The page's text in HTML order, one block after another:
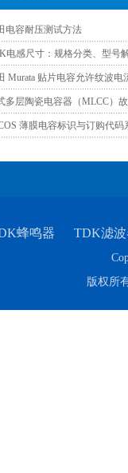
电容耐压测试方法
电感尺寸：规格分类、型号
薄膜电容标识与订购代码
蜂鸣器 TDK滤
版权所